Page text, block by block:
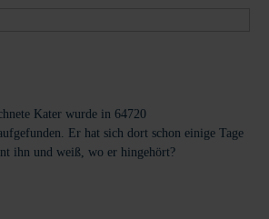
Kater wurde in 64720
Er hat sich dort schon einige Tage
ihn und weiß, wo er hingehört?